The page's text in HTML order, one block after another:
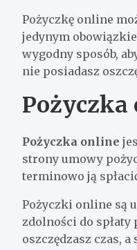
Pożyczkę online
jedynym
wygodny sposób,
nie posiadasz
Pożyczka online
strony umowy
terminowo ją
Pożyczki online są
zdolności do
oszczędzasz czas,